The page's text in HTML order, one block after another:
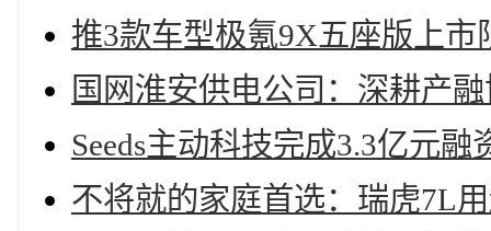
推3款车型极氪9X五座版上市
国网淮安供电公司：深耕产
Seeds主动科技完成3.3亿元融
不将就的家庭首选：瑞虎7L